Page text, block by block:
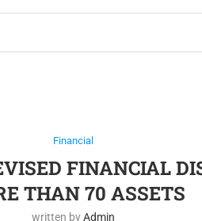
Financial
FINANCIAL
THAN 70 ASSETS
written byAdmin